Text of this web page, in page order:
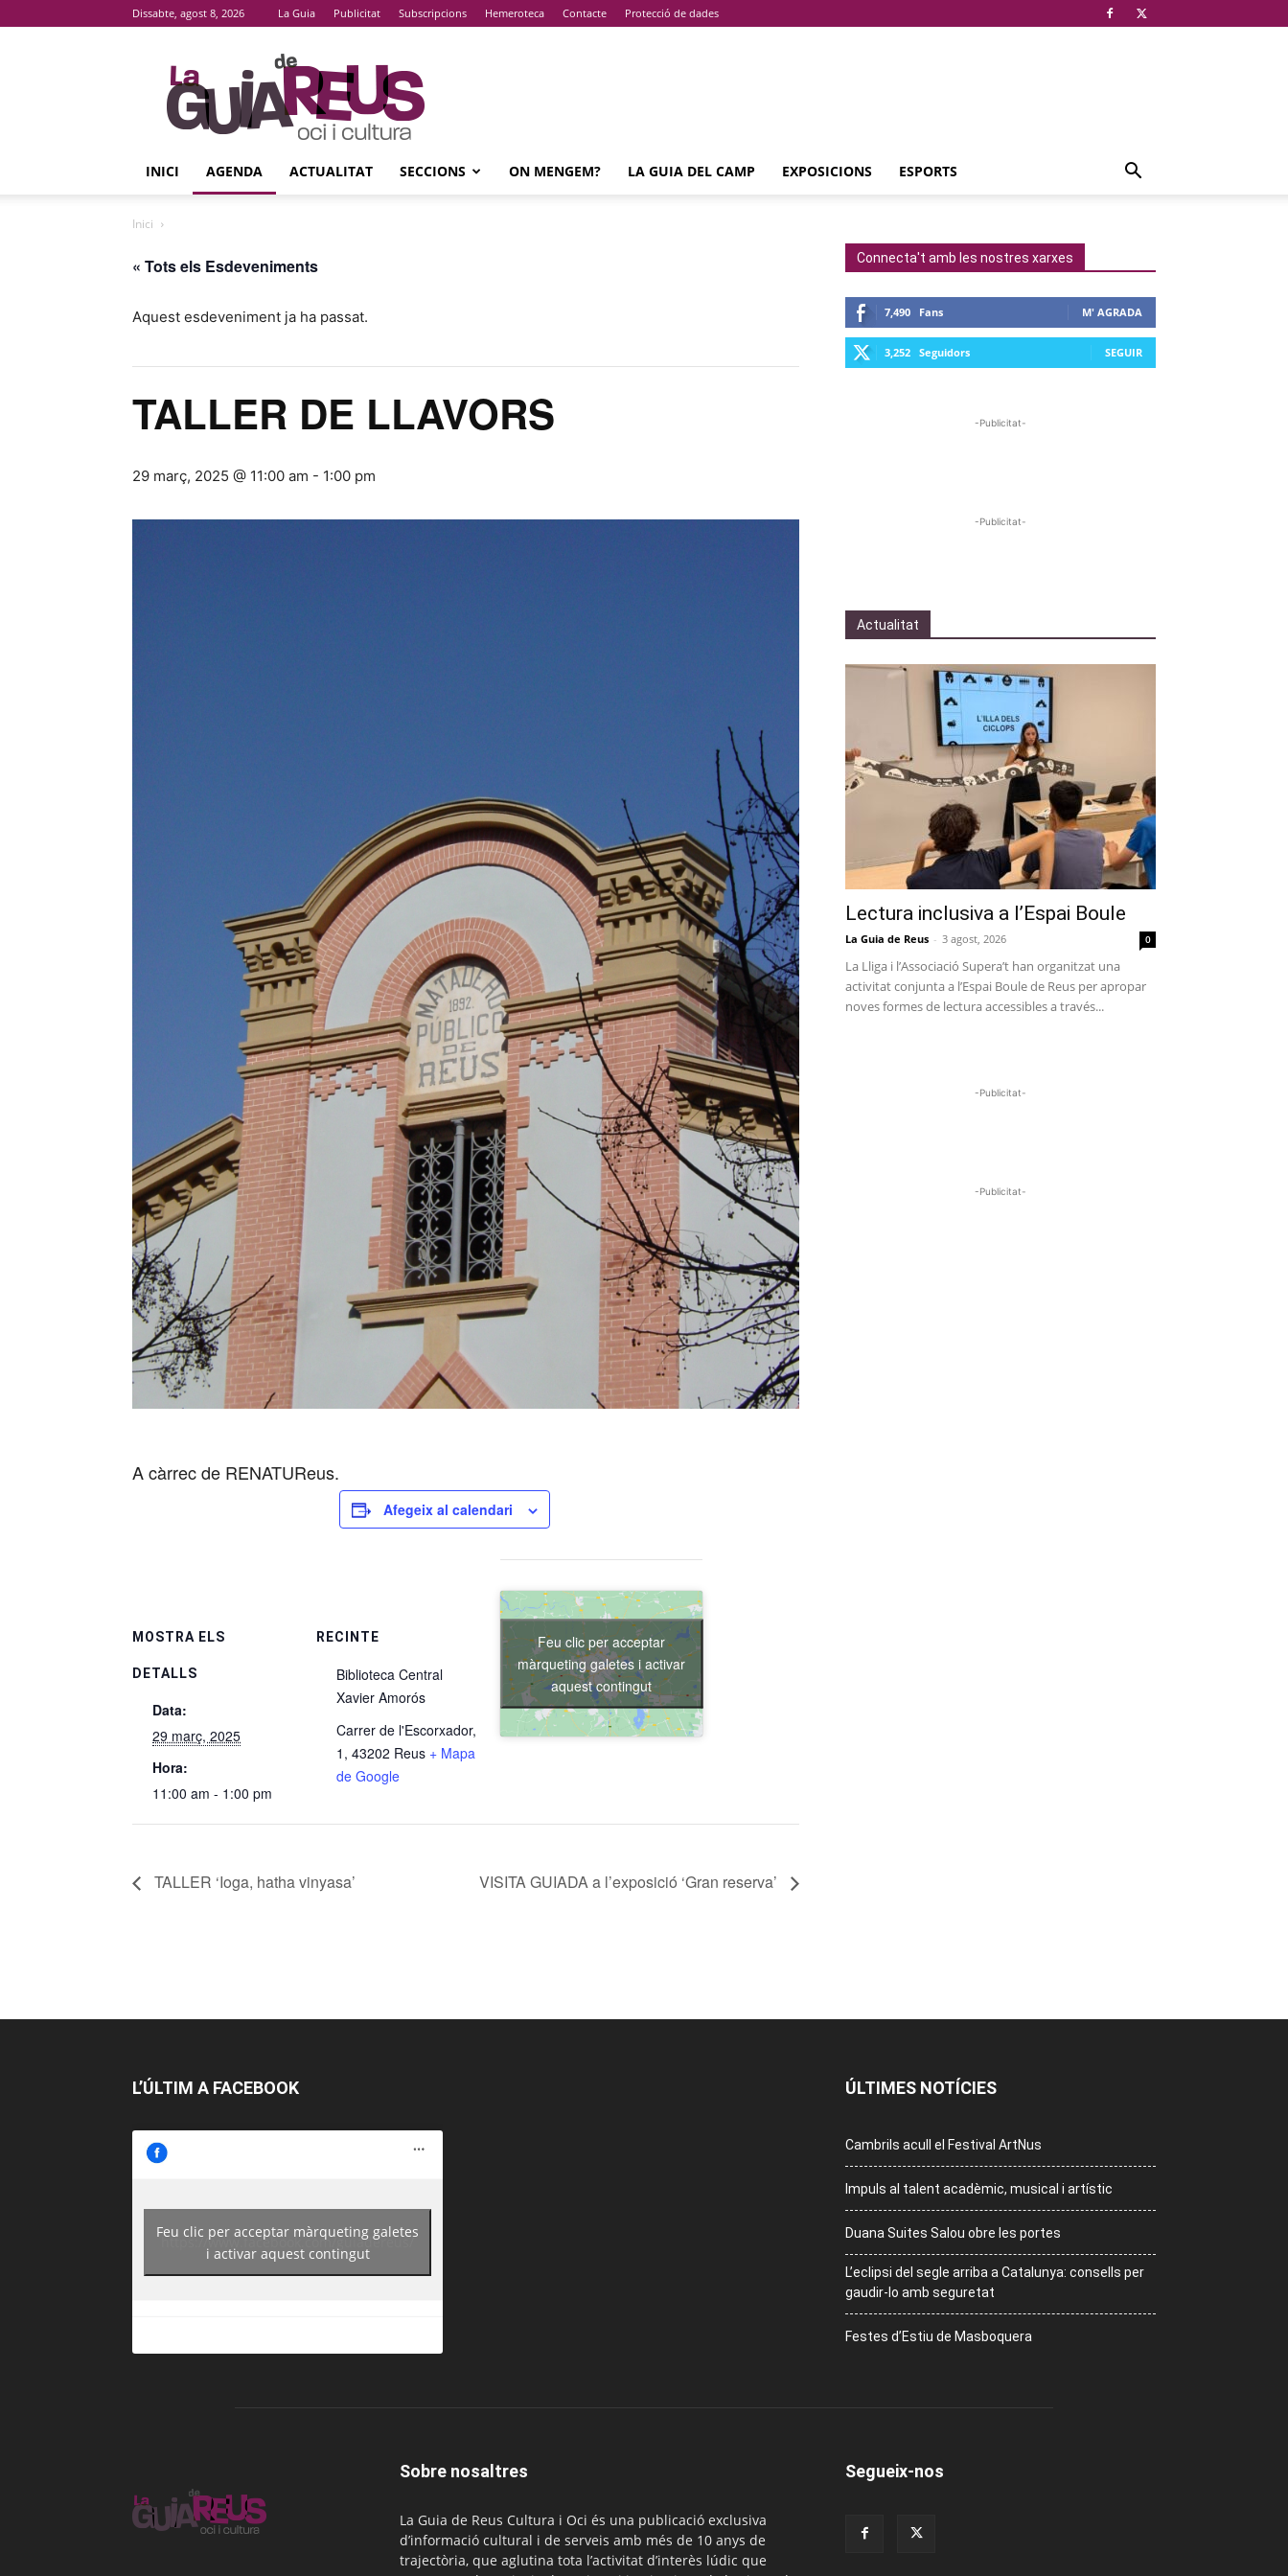
Dissabte, agost 8, 2026 La Guia Publicitat Subscripcions Hemeroteca Contacte Protecció de dades
La
Guia
De
Reus
INICI AGENDA ACTUALITAT SECCIONS ON MENGEM? LA GUIA DEL CAMP EXPOSICIONS ESPORTS
Inici
« Tots els Esdeveniments
Aquest esdeveniment ja ha passat.
TALLER DE LLAVORS
29 març, 2025 @ 11:00 am - 1:00 pm
A càrrec de RENATUReus.
Afegeix al calendari
MOSTRA ELS
DETALLS
Data:
29 març, 2025
Hora:
11:00 am - 1:00 pm
RECINTE
Biblioteca Central
Xavier Amorós
Carrer de l'Escorxador,
1, 43202 Reus + Mapa
de Google
Feu clic per acceptar
màrqueting galetes i activar
aquest contingut
TALLER ‘Ioga, hatha vinyasa’ VISITA GUIADA a l’exposició ‘Gran reserva’
Connecta't amb les nostres xarxes
7,490 Fans M' AGRADA
3,252 Seguidors SEGUIR
-Publicitat-
-Publicitat-
Actualitat
Lectura inclusiva a l’Espai Boule
La Guia de Reus - 3 agost, 2026 0
La Lliga i l’Associació Supera’t han organitzat una
activitat conjunta a l’Espai Boule de Reus per apropar
noves formes de lectura accessibles a través...
-Publicitat-
-Publicitat-
L’ÚLTIM A FACEBOOK
https://www.facebook.com/guiadereus/
Feu clic per acceptar màrqueting galetes
i activar aquest contingut
ÚLTIMES NOTÍCIES
Cambrils acull el Festival ArtNus
Impuls al talent acadèmic, musical i artístic
Duana Suites Salou obre les portes
L’eclipsi del segle arriba a Catalunya: consells per
gaudir-lo amb seguretat
Festes d’Estiu de Masboquera
Sobre nosaltres
La Guia de Reus Cultura i Oci és una publicació exclusiva
d’informació cultural i de serveis amb més de 10 anys de
trajectòria, que aglutina tota l’activitat d’interès lúdic que
Segueix-nos